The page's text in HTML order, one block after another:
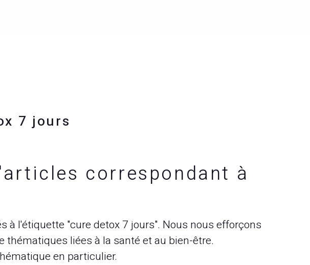
7 jours
correspondant à
à l'étiquette "cure detox 7 jours". Nous nous efforçons
liées à la santé et au bien-être.
en particulier.